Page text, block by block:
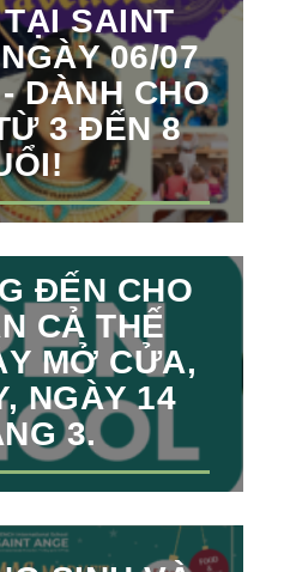
SAINT
06/07
DÀNH CHO
3 ĐẾN 8
ĐẾN CHO
CẢ THẾ
MỞ CỬA,
NGÀY 14
3.